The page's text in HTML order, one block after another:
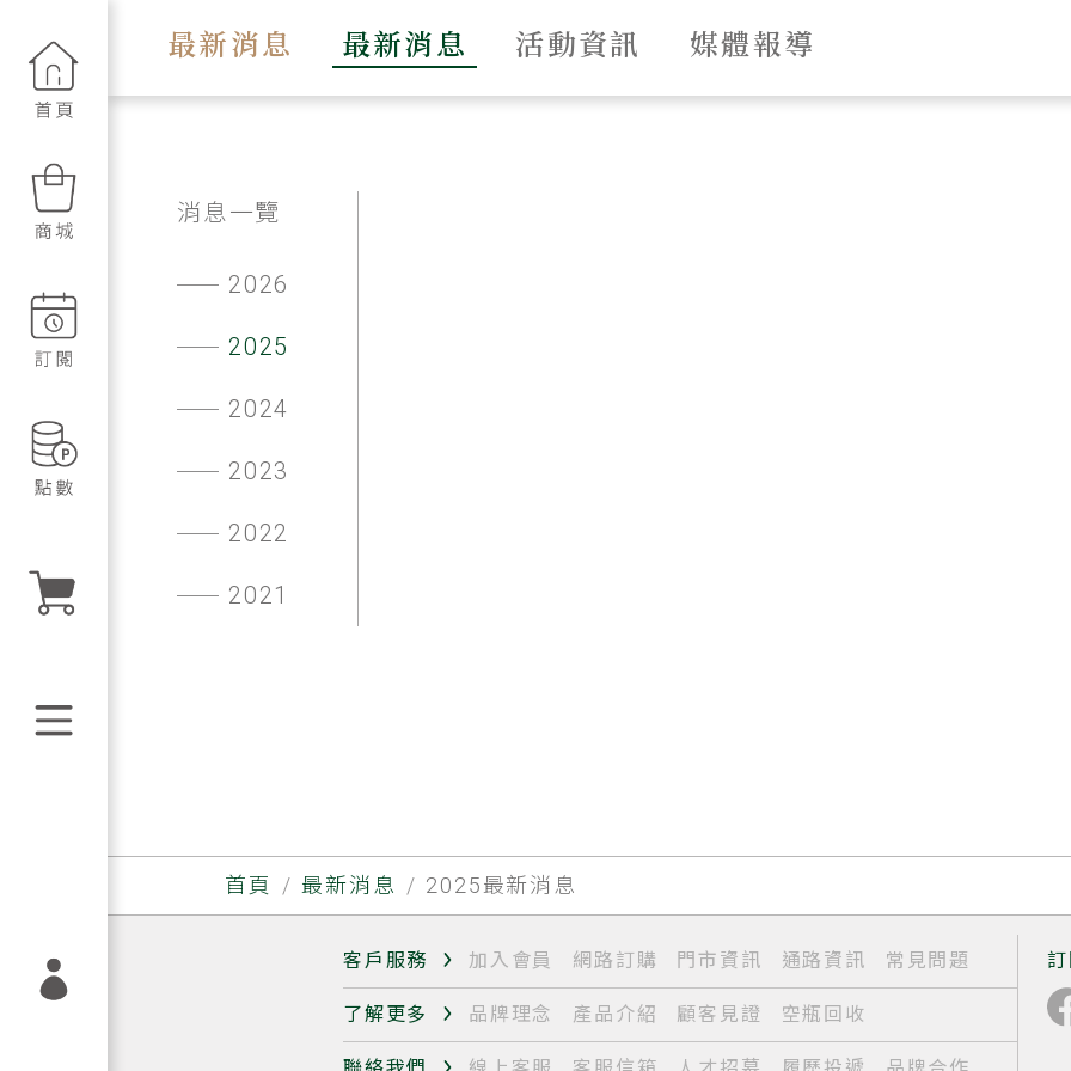
最新消息 最新消息 活動資訊 媒體報導
消息一覽
2026
2025
2024
2023
2022
2021
首頁 最新消息 2025最新消息
客戶服務 加入會員 網路訂購 門市資訊 通路資訊 常見問題
了解更多 品牌理念 產品介紹 顧客見證 空瓶回收